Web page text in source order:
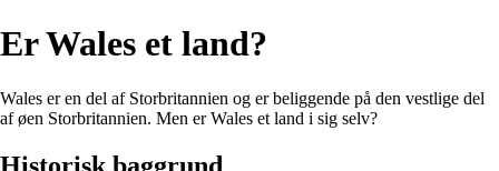
Er Wales et land?
Wales er en del af Storbritannien og er beliggende på den vestlige del
af øen Storbritannien. Men er Wales et land i sig selv?
Historisk baggrund